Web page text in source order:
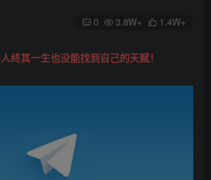
0 3.8W+ 1.4W+
终其一生也没能找到自己的天赋！